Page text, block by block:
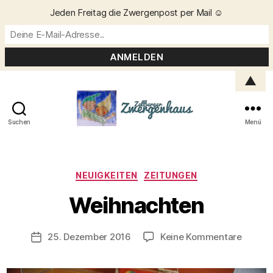
Suchen Menü
Kategorien
NEUIGKEITEN ZEITUNGEN
Weihnachten
Beitragsautor
V
n
C
h
ri
Veröffentlichungsdatum
25. Dezember 2016 Keine Kommentarezu
Jeden Freitag die Zwergenpost per Mail ☺️
▲